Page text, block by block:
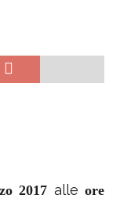
2017 alle ore